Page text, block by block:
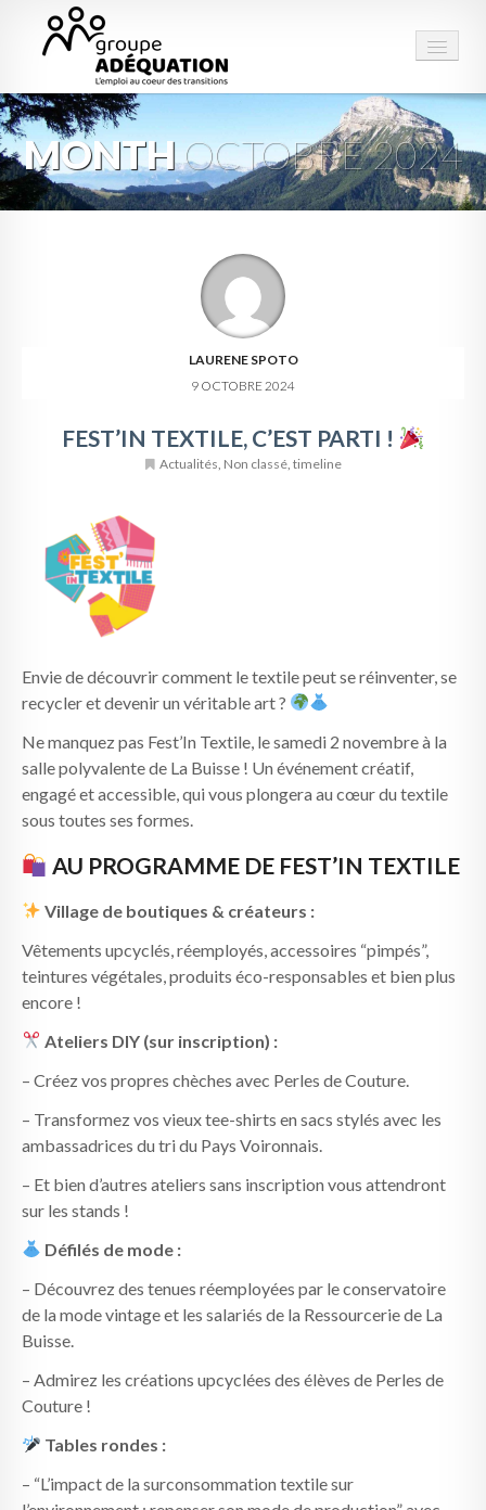
LE GROUPE
STRUCTURES
MONTHOCTOBRE 2024
LAURENE SPOTO
9 OCTOBRE 2024
FEST’IN TEXTILE, C’EST PARTI !
Actualités Non classé, timeline
Envie de découvrir comment le textile peut se réinventer, se
recycler et devenir un véritable art ?
Ne manquez pas Fest’In Textile, le samedi 2 novembre à la
salle polyvalente de La Buisse ! Un événement créatif,
engagé et accessible, qui vous plongera au cœur du textile
sous toutes ses formes.
AU PROGRAMME DE FEST’IN TEXTILE
Village de boutiques & créateurs :
Vêtements upcyclés, réemployés, accessoires “pimpés”,
teintures végétales, produits éco-responsables et bien plus
encore !
Ateliers DIY (sur inscription) :
– Créez vos propres chèches avec Perles de Couture.
– Transformez vos vieux tee-shirts en sacs stylés avec les
ambassadrices du tri du Pays Voironnais.
– Et bien d’autres ateliers sans inscription vous attendront
sur les stands !
Défilés de mode :
– Découvrez des tenues réemployées par le conservatoire
de la mode vintage et les salariés de la Ressourcerie de La
Buisse.
– Admirez les créations upcyclées des élèves de Perles de
Couture !
Tables rondes :
– “L’impact de la surconsommation textile sur